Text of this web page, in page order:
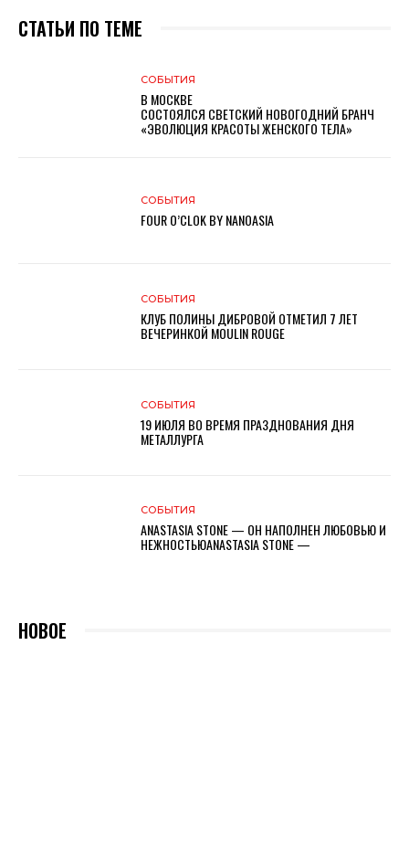
СТАТЬИ ПО ТЕМЕ
СОБЫТИЯ
В МОСКВЕ
СОСТОЯЛСЯ СВЕТСКИЙ НОВОГОДНИЙ БРАНЧ
«ЭВОЛЮЦИЯ КРАСОТЫ ЖЕНСКОГО ТЕЛА»
СОБЫТИЯ
FOUR O’CLOK BY NANOASIA
СОБЫТИЯ
КЛУБ ПОЛИНЫ ДИБРОВОЙ ОТМЕТИЛ 7 ЛЕТ
ВЕЧЕРИНКОЙ MOULIN ROUGE
СОБЫТИЯ
19 ИЮЛЯ ВО ВРЕМЯ ПРАЗДНОВАНИЯ ДНЯ
МЕТАЛЛУРГА
СОБЫТИЯ
ANASTASIA STONE — ОН НАПОЛНЕН ЛЮБОВЬЮ И
НЕЖНОСТЬЮANASTASIA STONE —
НОВОЕ